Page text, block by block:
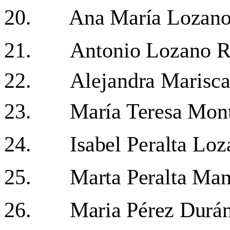
20.
Ana María
21.
Antonio Lozano
22.
Alejandra
23.
María Teresa
24.
Isabel Peralta
25.
Marta Peralta
26.
Maria Pérez